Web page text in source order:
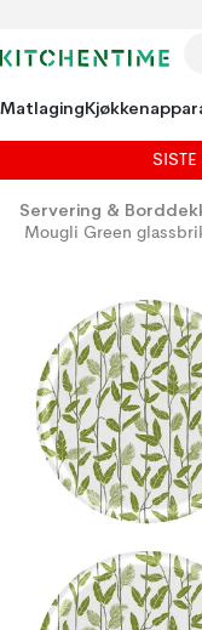
Matlaging
Servering &
Mougli Green